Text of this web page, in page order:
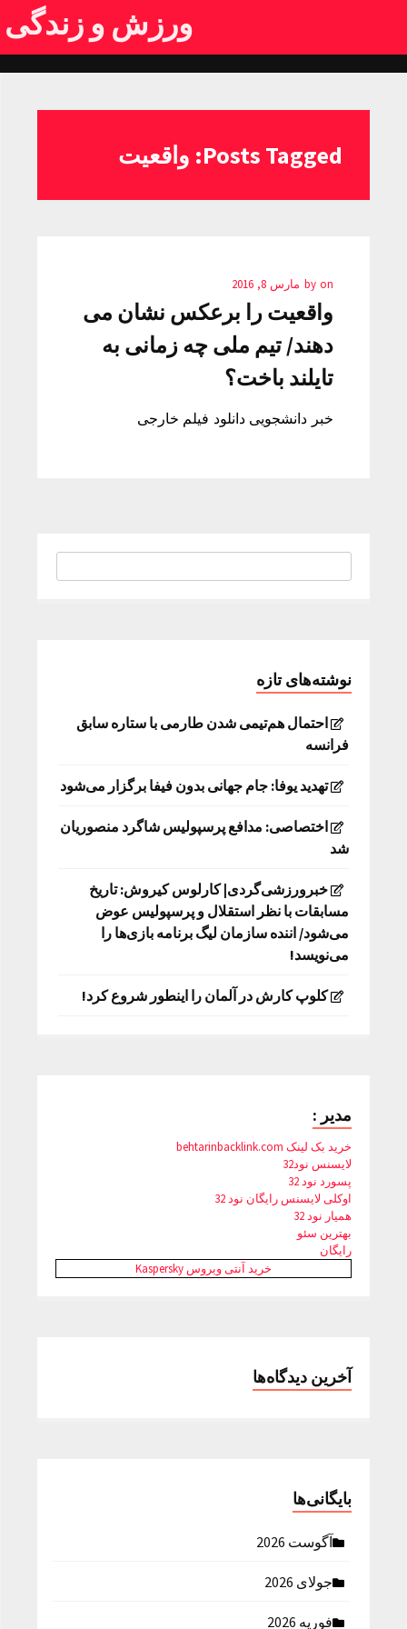
ورزش و زندگی
Posts Tagged: واقعیت
by on مارس 8, 2016
واقعیت را برعکس نشان می
دهند/ تیم ملی چه زمانی به
تایلند باخت؟
خبر دانشجویی دانلود فیلم خارجی
نوشته‌های تازه
احتمال هم‌تیمی شدن طارمی با ستاره سابق
فرانسه
تهدید یوفا: جام جهانی بدون فیفا برگزار می‌شود
اختصاصی: مدافع پرسپولیس شاگرد منصوریان
شد
خبرورزشی‌گردی| کارلوس کیروش: تاریخ
مسابقات با نظر استقلال و پرسپولیس عوض
می‌شود/ اننده سازمان لیگ برنامه بازی‌ها را
می‌نویسد!
کلوپ کارش در آلمان را اینطور شروع کرد!
مدیر :
خرید بک لینک behtarinbacklink.com
لایسنس نود32
پسورد نود 32
اوکلی لایسنس رایگان نود 32
همیار نود 32
بهترین سئو
رایگان
خرید آنتی ویروس Kaspersky
آخرین دیدگاه‌ها
بایگانی‌ها
آگوست 2026
جولای 2026
فوریه 2026